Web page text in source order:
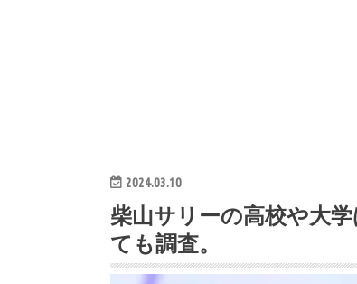
2024.03.10
柴山サリーの高校や大
ても調査。